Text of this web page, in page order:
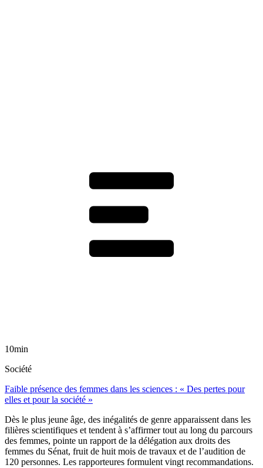
10min
Société
Faible présence des femmes dans les sciences : « Des pertes pour
elles et pour la société »
Dès le plus jeune âge, des inégalités de genre apparaissent dans les
filières scientifiques et tendent à s’affirmer tout au long du parcours
des femmes, pointe un rapport de la délégation aux droits des
femmes du Sénat, fruit de huit mois de travaux et de l’audition de
120 personnes. Les rapporteures formulent vingt recommandations.